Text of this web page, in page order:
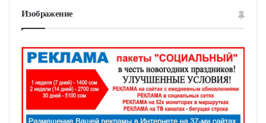
Изображение